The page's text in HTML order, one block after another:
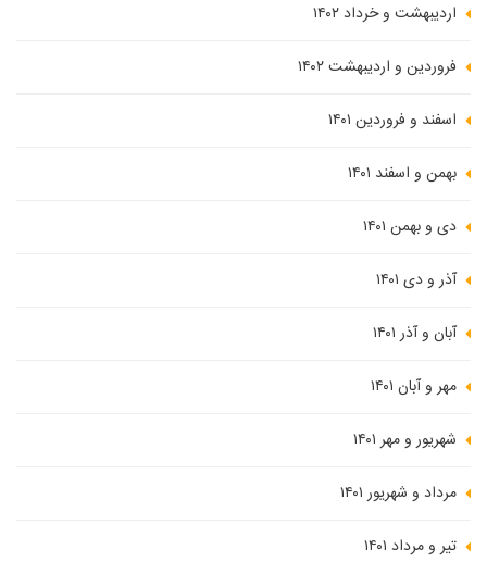
اردیبهشت و خرداد ۱۴۰۲
فروردین و اردیبهشت ۱۴۰۲
اسفند و فروردین ۱۴۰۱
بهمن و اسفند ۱۴۰۱
دی و بهمن ۱۴۰۱
آذر و دی ۱۴۰۱
آبان و آذر ۱۴۰۱
مهر و آبان ۱۴۰۱
شهریور و مهر ۱۴۰۱
مرداد و شهریور ۱۴۰۱
تیر و مرداد ۱۴۰۱